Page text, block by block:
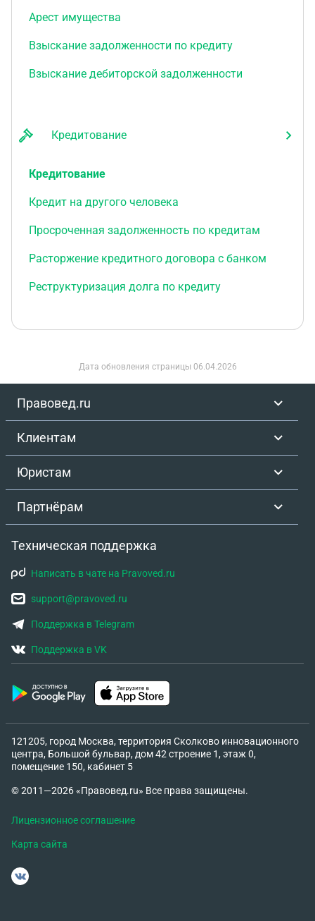
Арест имущества
Взыскание задолженности по кредиту
Взыскание дебиторской задолженности
Кредитование
Кредитование
Кредит на другого человека
Просроченная задолженность по кредитам
Расторжение кредитного договора с банком
Реструктуризация долга по кредиту
Дата обновления страницы 06.04.2026
Правовед.ru
Клиентам
Юристам
Партнёрам
Техническая поддержка
Написать в чате на Pravoved.ru
support@pravoved.ru
Поддержка в Telegram
Поддержка в VK
121205, город Москва, территория Сколково инновационного
центра, Большой бульвар, дом 42 строение 1, этаж 0,
помещение 150, кабинет 5
© 2011—2026 «Правовед.ru» Все права защищены.
Лицензионное соглашение
Карта сайта